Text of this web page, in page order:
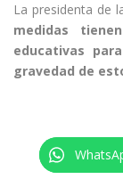
La presidenta de
medidas
educativas
gravedad de